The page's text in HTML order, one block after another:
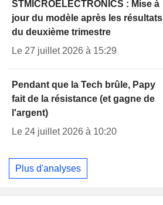
STMICROELECTRONICS : Mise à
jour du modèle après les résultats
du deuxième trimestre
Le 27 juillet 2026 à 15:29
Pendant que la Tech brûle, Papy
fait de la résistance (et gagne de
l'argent)
Le 24 juillet 2026 à 10:20
Plus d'analyses